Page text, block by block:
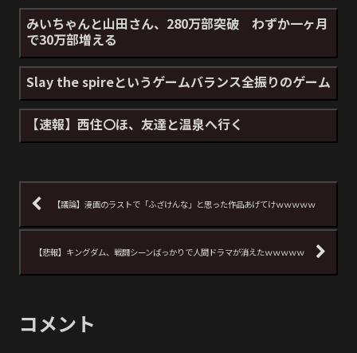
みいちゃんと山田さん、280万部突破 わずか一ヶ月
で30万部増える
Slay the spireというゲームバランス全振りのゲーム
【速報】西住〇ほ、友達と温泉へ行く
【議論】漫画のラストで「ふざけんな」と思った作品あげてけｗｗｗｗｗ
【悲報】キングダム、戦闘シーンばっかりで人間ドラマが消えたｗｗｗｗｗ
コメント